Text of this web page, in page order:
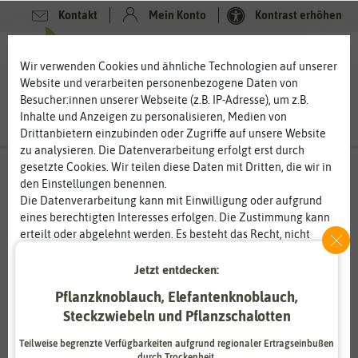
Kontakt Mein Konto Kontrast erhöhen
Wir verwenden Cookies und ähnliche Technologien auf unserer
Website und verarbeiten personenbezogene Daten von
Besucher:innen unserer Webseite (z.B. IP-Adresse), um z.B.
Inhalte und Anzeigen zu personalisieren, Medien von
Drittanbietern einzubinden oder Zugriffe auf unsere Website
zu analysieren. Die Datenverarbeitung erfolgt erst durch
gesetzte Cookies. Wir teilen diese Daten mit Dritten, die wir in
den Einstellungen benennen.
Die Datenverarbeitung kann mit Einwilligung oder aufgrund
eines berechtigten Interesses erfolgen. Die Zustimmung kann
erteilt oder abgelehnt werden. Es besteht das Recht, nicht
Zeitpunkt zu ändern oder zu widerrufen. Weitere
den Diensten erklären wir in unsererDaten­schutz­erklärung
Essenziell Statistik
Jetzt entdecken:
Pflanzknoblauch, Elefantenknoblauch,
Steckzwiebeln und Pflanzschalotten
Teilweise begrenzte Verfügbarkeiten aufgrund regionaler Ertragseinbußen